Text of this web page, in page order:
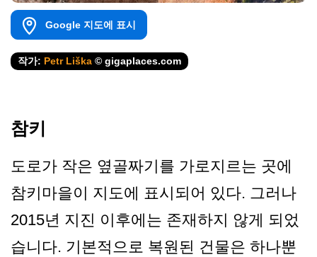
Google 지도에 표시
작가: Petr Liška © gigaplaces.com
참키
도로가 작은 옆골짜기를 가로지르는 곳에
참키마을이 지도에 표시되어 있다. 그러나
2015년 지진 이후에는 존재하지 않게 되었
습니다. 기본적으로 복원된 건물은 하나뿐